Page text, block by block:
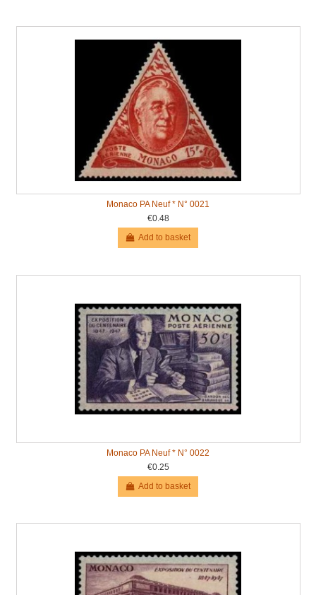
Monaco PA Neuf * N° 0021
€0.48
Add to basket
Monaco PA Neuf * N° 0022
€0.25
Add to basket